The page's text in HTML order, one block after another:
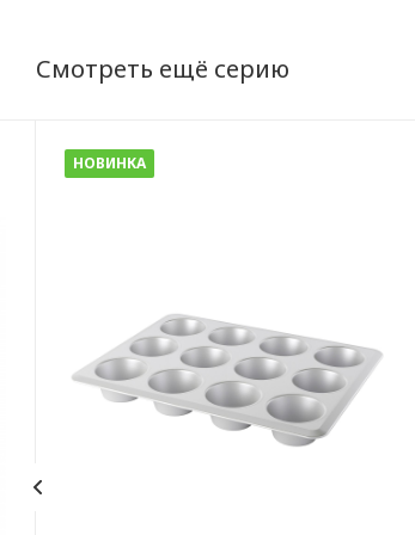
Смотреть ещё серию
НОВИНКА